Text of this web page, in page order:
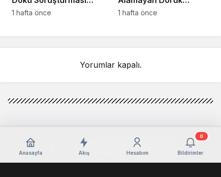
Kapsamında 15 Şüpheli
1 hafta önce
Madencilik Şirketi
1 hafta önce
Yorumlar kapalı.
Anasayfa Akış Hesabım Bildirimler
0